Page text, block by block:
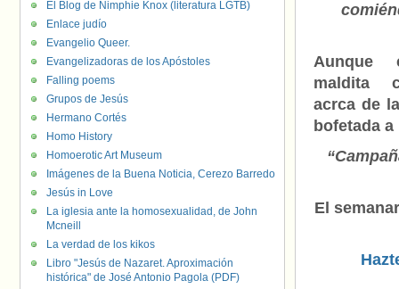
Aunque
maldita
acrca de
bofetada
El
El Blog de Nimphie Knox (literatura LGTB)
Enlace judío
Evangelio Queer.
Evangelizadoras de los Apóstoles
Falling poems
Grupos de Jesús
Hermano Cortés
Homo History
Homoerotic Art Museum
Imágenes de la Buena Noticia, Cerezo Barredo
Jesús in Love
La iglesia ante la homosexualidad, de John
Mcneill
La verdad de los kikos
Libro "Jesús de Nazaret. Aproximación
histórica" de José Antonio Pagola (PDF)